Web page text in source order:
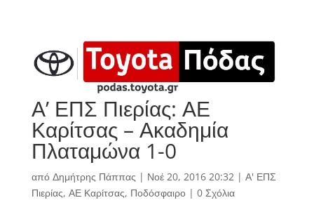
Α’ ΕΠΣ Πιερίας: ΑΕ
Καρίτσας – Ακαδημία
Πλαταμώνα 1-0
από Δημήτρης Πάππας | Νοέ 20, 2016 20:32| Α' ΕΠΣ
Πιερίας, ΑΕ Καρίτσας, Ποδόσφαιρο| 0 Σχόλια